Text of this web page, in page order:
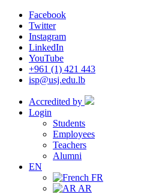
Facebook
Twitter
Instagram
LinkedIn
YouTube
+961 (1) 421 443
isp@usj.edu.lb
Accredited by
Login
Students
Employees
Teachers
Alumni
EN
FR
AR